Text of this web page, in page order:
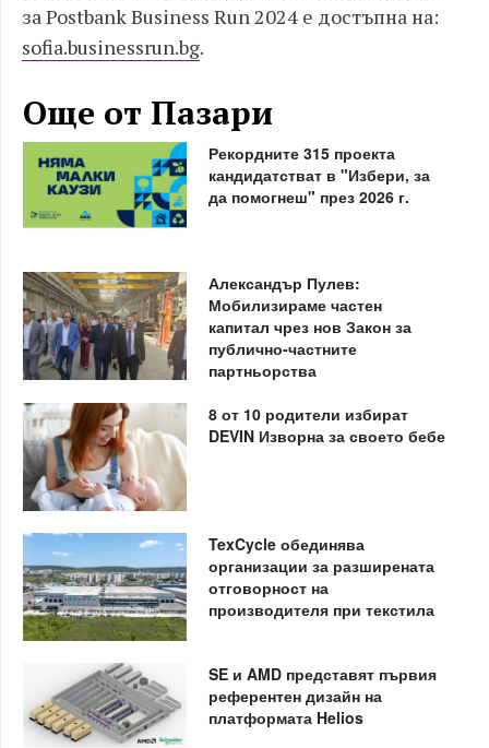
за Postbank Business Run 2024 е достъпна на:
sofia.businessrun.bg.
Още от Пазари
Рекордните 315 проекта
кандидатстват в "Избери, за
да помогнеш" през 2026 г.
Александър Пулев:
Мобилизираме частен
капитал чрез нов Закон за
публично-частните
партньорства
8 от 10 родители избират
DEVIN Изворна за своето бебе
TexCycle обединява
организации за разширената
отговорност на
производителя при текстила
SE и AMD представят първия
референтен дизайн на
платформата Helios